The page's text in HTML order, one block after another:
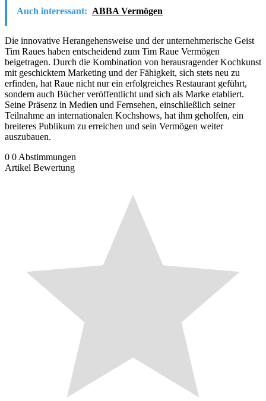
Auch interessant: ABBA Vermögen
Die innovative Herangehensweise und der unternehmerische Geist
Tim Raues haben entscheidend zum Tim Raue Vermögen
beigetragen. Durch die Kombination von herausragender Kochkunst
mit geschicktem Marketing und der Fähigkeit, sich stets neu zu
erfinden, hat Raue nicht nur ein erfolgreiches Restaurant geführt,
sondern auch Bücher veröffentlicht und sich als Marke etabliert.
Seine Präsenz in Medien und Fernsehen, einschließlich seiner
Teilnahme an internationalen Kochshows, hat ihm geholfen, ein
breiteres Publikum zu erreichen und sein Vermögen weiter
auszubauen.
0 0 Abstimmungen
Artikel Bewertung